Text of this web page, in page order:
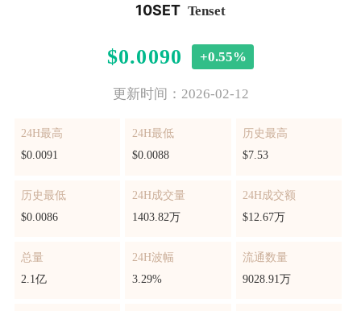
10SET Tenset
$0.0090 +0.55%
更新时间：2026-02-12
24H最高
$0.0091
24H最低
$0.0088
历史最高
$7.53
历史最低
$0.0086
24H成交量
1403.82万
24H成交额
$12.67万
总量
2.1亿
24H波幅
3.29%
流通数量
9028.91万